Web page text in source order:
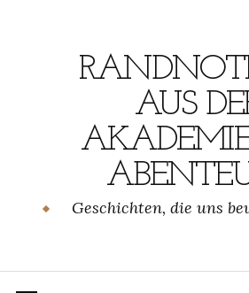
AUS
Geschichten, die uns